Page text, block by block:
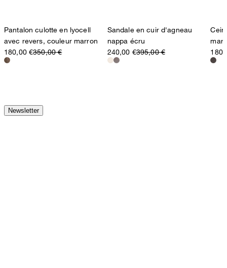
Pantalon culotte en lyocell
avec revers, couleur marron
180,00 €350,00 €
Sandale en cuir d'agneau
nappa écru
240,00 €395,00 €
Newsletter